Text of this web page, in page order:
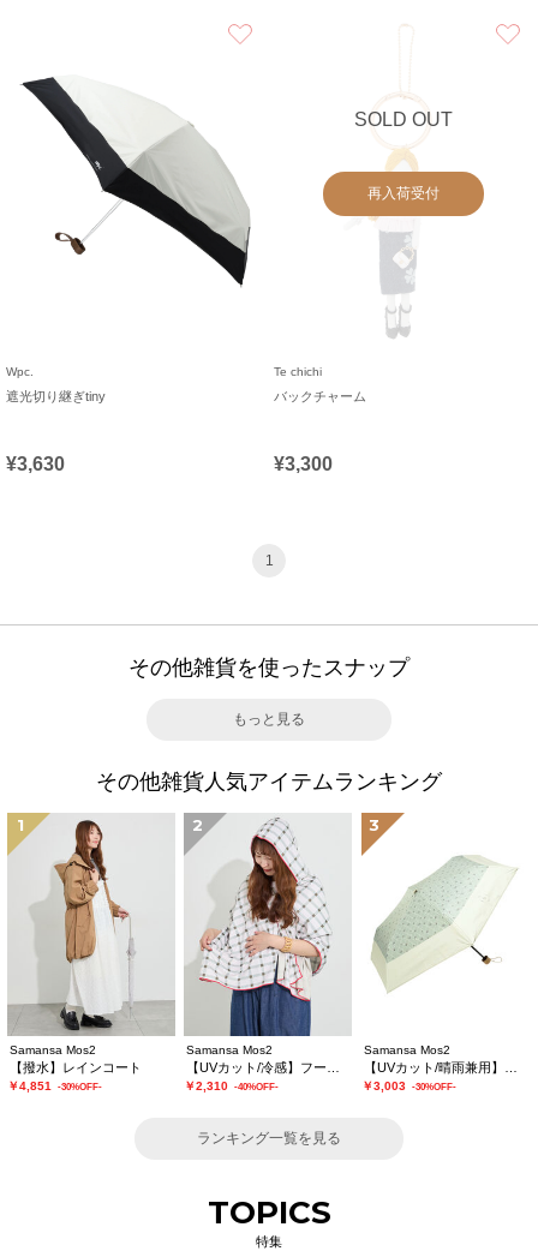
Wpc.
遮光切り継ぎtiny
¥3,630
SOLD OUT
再入荷受付
Te chichi
バックチャーム
¥3,300
1
その他雑貨を使ったスナップ
もっと見る
その他雑貨人気アイテムランキング
1
Samansa Mos2
【撥水】レインコート
￥4,851 -30%OFF-
2
Samansa Mos2
￥2,310 -40%OFF-
3
Samansa Mos2
￥3,003 -30%OFF-
ランキング一覧を見る
TOPICS
特集